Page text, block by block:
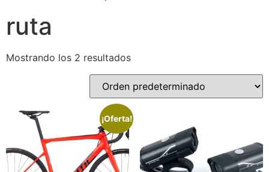
ruta
Mostrando los 2 resultados
¡Oferta!